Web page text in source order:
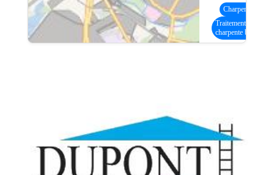
Charpente bois
Traitement
charpente bois